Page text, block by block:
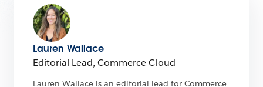
Lauren Wallace
Editorial Lead, Commerce Cloud
Lauren Wallace is an editorial lead for Commerce